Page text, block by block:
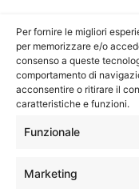
Per fornire le migliori
per memorizzare e/o
consenso a queste
comportamento di
acconsentire o ritirare il
caratteristiche e funzioni.
Funzionale
Marketing
Salute e Sicurezza
Servizi di
esternalizzato
Servizi